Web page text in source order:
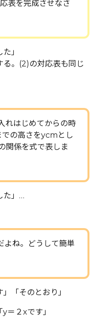
表を完成させなさ
」
る。(2)の対応表も同じ
はじめてからの時
の高さをycmとし
関係を式で表しま
た」…
ね。どうして簡単
「そのとおり」
＝２xです」